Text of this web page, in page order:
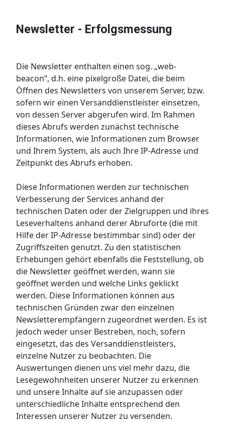
Newsletter - Erfolgsmessung
Die Newsletter enthalten einen sog. „web-
beacon“, d.h. eine pixelgroße Datei, die beim
Öffnen des Newsletters von unserem Server, bzw.
sofern wir einen Versanddienstleister einsetzen,
von dessen Server abgerufen wird. Im Rahmen
dieses Abrufs werden zunächst technische
Informationen, wie Informationen zum Browser
und Ihrem System, als auch Ihre IP-Adresse und
Zeitpunkt des Abrufs erhoben.
Diese Informationen werden zur technischen
Verbesserung der Services anhand der
technischen Daten oder der Zielgruppen und ihres
Leseverhaltens anhand derer Abruforte (die mit
Hilfe der IP-Adresse bestimmbar sind) oder der
Zugriffszeiten genutzt. Zu den statistischen
Erhebungen gehört ebenfalls die Feststellung, ob
die Newsletter geöffnet werden, wann sie
geöffnet werden und welche Links geklickt
werden. Diese Informationen können aus
technischen Gründen zwar den einzelnen
Newsletterempfängern zugeordnet werden. Es ist
jedoch weder unser Bestreben, noch, sofern
eingesetzt, das des Versanddienstleisters,
einzelne Nutzer zu beobachten. Die
Auswertungen dienen uns viel mehr dazu, die
Lesegewohnheiten unserer Nutzer zu erkennen
und unsere Inhalte auf sie anzupassen oder
unterschiedliche Inhalte entsprechend den
Interessen unserer Nutzer zu versenden.